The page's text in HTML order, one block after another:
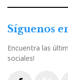
Síguenos
Encuentra las
sociales!